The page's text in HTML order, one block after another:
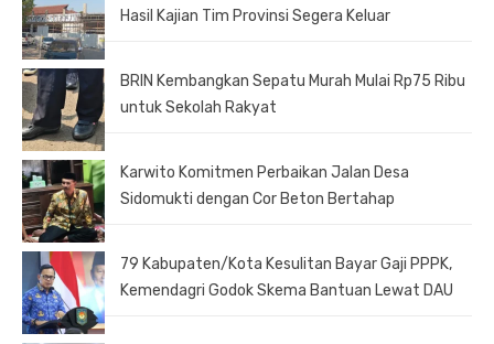
Hasil Kajian Tim Provinsi Segera Keluar
BRIN Kembangkan Sepatu Murah Mulai Rp75 Ribu
untuk Sekolah Rakyat
Karwito Komitmen Perbaikan Jalan Desa
Sidomukti dengan Cor Beton Bertahap
79 Kabupaten/Kota Kesulitan Bayar Gaji PPPK,
Kemendagri Godok Skema Bantuan Lewat DAU